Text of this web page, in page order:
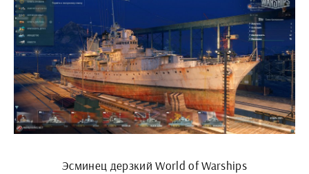
Эсминец дерзкий World of Warships